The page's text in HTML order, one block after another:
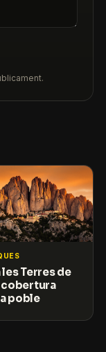
les Terres de
cobertura
poble